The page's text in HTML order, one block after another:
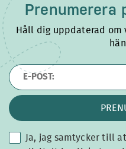
Prenumerera
Håll dig uppdaterad om
Ja, jag samtycker till